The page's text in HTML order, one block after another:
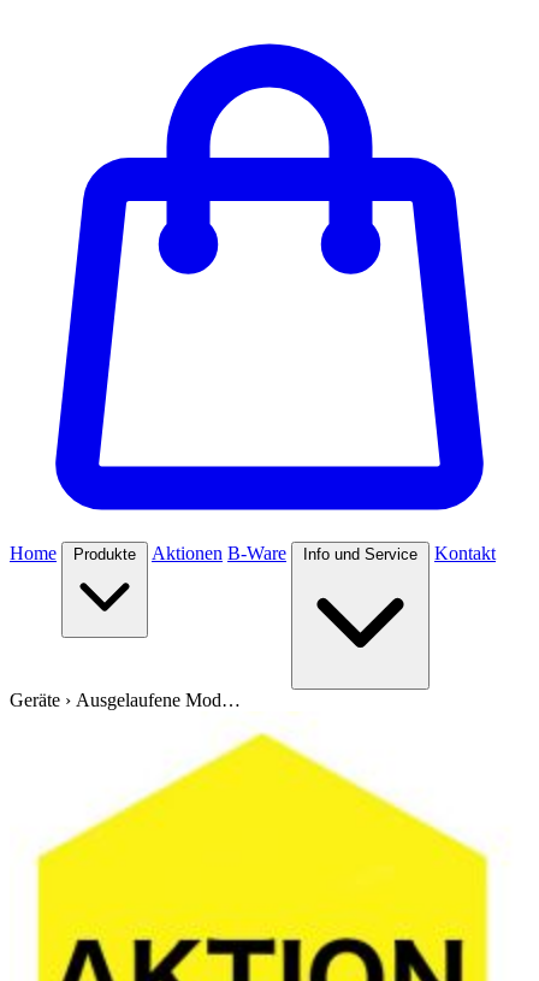
Home Produkte Aktionen B-Ware Info und Service Kontakt
Geräte › Ausgelaufene Mod…